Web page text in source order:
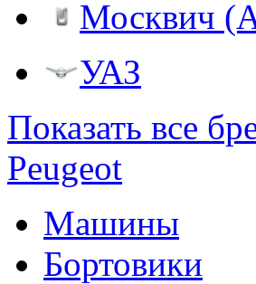
Москвич
УАЗ
Показать все
Peugeot
Машины
Бортовики